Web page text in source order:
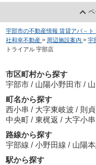
宇部市の不動産情報 賃貸アパ－
社和幸不動産 > 周辺施設案内 > 宇
トライアル 宇部店
市区町村から探す
宇部市 / 山陽小野田市 /
町名から探す
西小串 / 大字東岐波 / 則貞
中央町 / 東梶返 / 大字小串
路線から探す
宇部線 / 小野田線 / 山陽
駅から探す